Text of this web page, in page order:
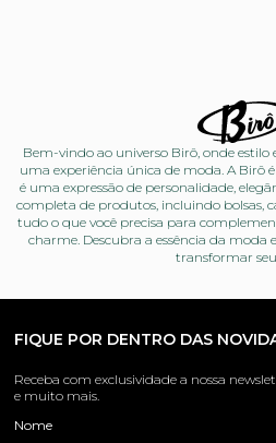
Bem-vindo ao universo Birô, onde
uma experiência única de moda. A Birô
é uma expressão de personalidade,
completa de produtos, incluindo bolsas,
tudo o que você precisa para
charme. Descubra a essência da moda
transformar
FIQUE POR DENTRO DAS
Receba com exclusividade a nossa
e muito mais.
Nome